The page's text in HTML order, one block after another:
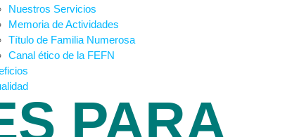
Nuestros Servicios
Memoria de Actividades
Título de Familia Numerosa
Canal ético de la FEFN
PARA